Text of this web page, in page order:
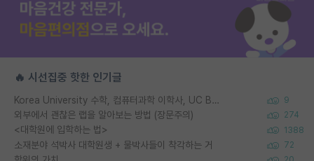
🔥 시선집중 핫한 인기글
Korea University 수학, 컴퓨터과학 이학사, UC Berkeley 산업공학 대학원 공학박사가 되는 것은 쉽지 않겠죠? 9
외부에서 괜찮은 랩을 알아보는 방법 (장문주의) 274
<대학원에 입학하는 법> 1388
소재분야 석박사 대학원생 + 물박사들이 착각하는 거 72